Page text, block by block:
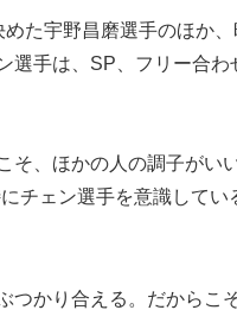
めた宇野昌磨選手のほか
選手は、SP、フリー合
、ほかの人の調子がい
チェン選手を意識して
かり合える。だからこ